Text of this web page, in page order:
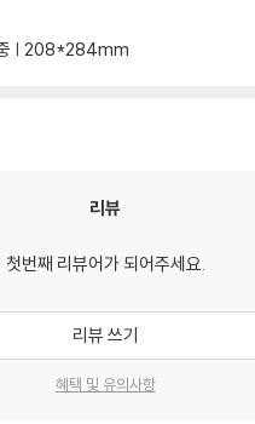
| 208*284mm
리뷰
첫번째 리뷰어가 되어주세요.
리뷰 쓰기
혜택 및 유의사항